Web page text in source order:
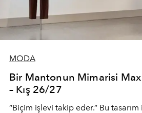
MODA
Bir Mantonun Mimarisi
– Kış 26/27
“Biçim işlevi takip eder.” Bu tasarım